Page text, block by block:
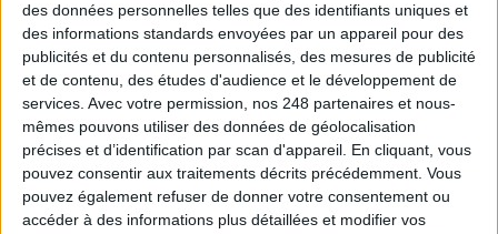
des données personnelles telles que des identifiants uniques et
des informations standards envoyées par un appareil pour des
publicités et du contenu personnalisés, des mesures de publicité
et de contenu, des études d'audience et le développement de
services. Avec votre permission, nos 248 partenaires et nous-
mêmes pouvons utiliser des données de géolocalisation
précises et d’identification par scan d'appareil. En cliquant, vous
pouvez consentir aux traitements décrits précédemment. Vous
pouvez également refuser de donner votre consentement ou
accéder à des informations plus détaillées et modifier vos
NOS OFFRES D'ABONNEMENTS
Mot de passe oublié ?
Pas encore de compte?
Je m'inscris pour commenter les articles
ou déposer mon CV